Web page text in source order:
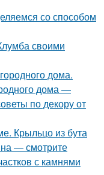
со способом
своими
дома.
дома —
по декору от
Крыльцо из бута
— смотрите
с камнями